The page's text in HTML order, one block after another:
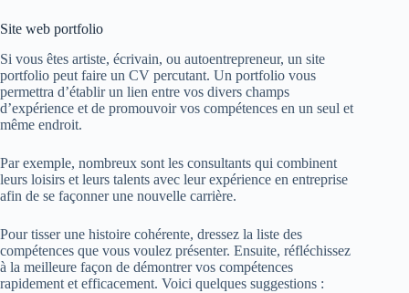
Site web portfolio
Si vous êtes artiste, écrivain, ou autoentrepreneur, un site
portfolio peut faire un CV percutant. Un portfolio vous
permettra d’établir un lien entre vos divers champs
d’expérience et de promouvoir vos compétences en un seul et
même endroit.
Par exemple, nombreux sont les consultants qui combinent
leurs loisirs et leurs talents avec leur expérience en entreprise
afin de se façonner une nouvelle carrière.
Pour tisser une histoire cohérente, dressez la liste des
compétences que vous voulez présenter. Ensuite, réfléchissez
à la meilleure façon de démontrer vos compétences
rapidement et efficacement. Voici quelques suggestions :